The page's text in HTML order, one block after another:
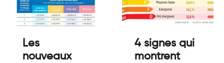
Les
nouveaux
4 signes qui
montrent